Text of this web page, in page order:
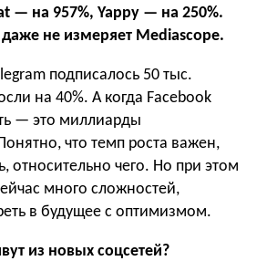
— на 957%, Yappy — на 250%.
не измеряет Mediascope.
подписалось 50 тыс.
на 40%. А когда Facebook
— это миллиарды
что темп роста важен,
относительно чего. Но при этом
много сложностей,
в будущее с оптимизмом.
из новых соцсетей?